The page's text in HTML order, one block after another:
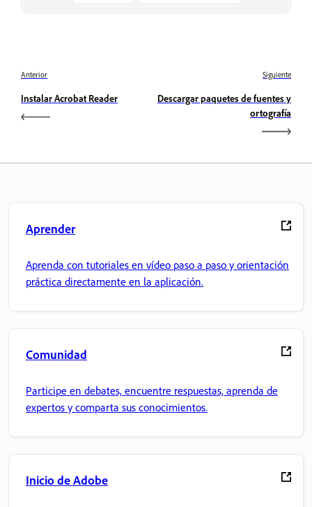
Anterior
Instalar Acrobat Reader
Siguiente
Descargar paquetes de fuentes y
ortografía
Aprender
Aprenda con tutoriales en vídeo paso a paso y orientación
práctica directamente en la aplicación.
Comunidad
Participe en debates, encuentre respuestas, aprenda de
expertos y comparta sus conocimientos.
Inicio de Adobe